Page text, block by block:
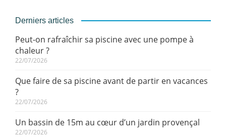
Derniers articles
Peut-on rafraîchir sa piscine avec une pompe à
chaleur ?
22/07/2026
Que faire de sa piscine avant de partir en vacances
?
22/07/2026
Un bassin de 15m au cœur d’un jardin provençal
22/07/2026